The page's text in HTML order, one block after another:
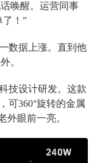
唤醒。运营同事
了！”
数据上涨。直到他
。
技设计研发。这款
可360°旋转的金属
外眼前一亮。